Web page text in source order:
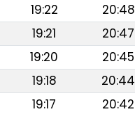
19:22
20:48
19:21
20:47
19:20
20:45
19:18
20:44
19:17
20:42